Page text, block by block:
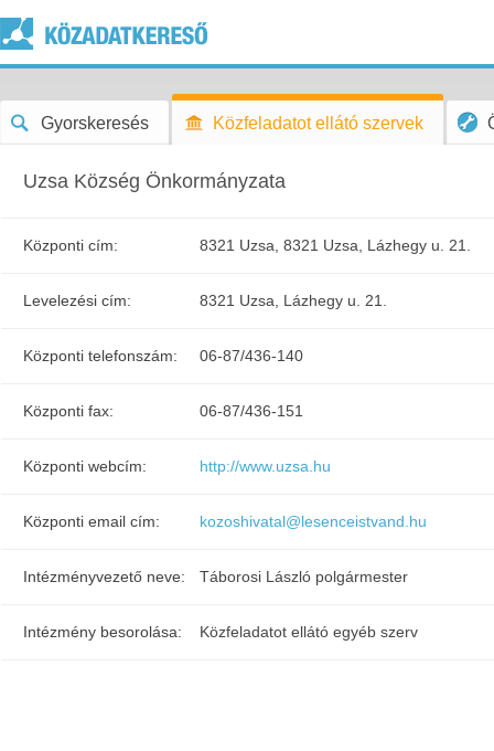
Gyorskeresés Közfeladatot ellátó szervek
Uzsa Község Önkormányzata
Központi cím: 8321 Uzsa, 8321 Uzsa, Lázhegy u. 21.
Levelezési cím: 8321 Uzsa, Lázhegy u. 21.
Központi telefonszám: 06-87/436-140
Központi fax: 06-87/436-151
Központi webcím: http://www.uzsa.hu
Központi email cím: kozoshivatal@lesenceistvand.hu
Intézményvezető neve: Táborosi László polgármester
Intézmény besorolása: Közfeladatot ellátó egyéb szerv